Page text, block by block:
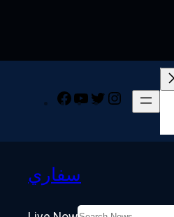
Facebook
YouTube
TwitterInstagram
سفاري